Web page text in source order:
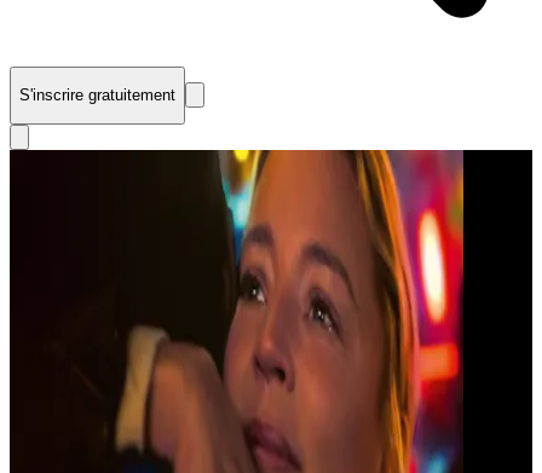
S'inscrire gratuitement